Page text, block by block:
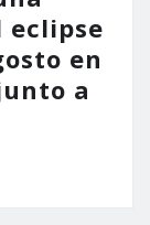
eclipse
en
a